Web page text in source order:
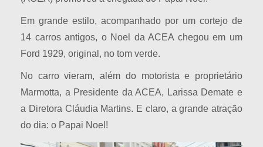
Em grande estilo, acompanhado por um cortejo de
14 carros antigos, o Noel da ACEA chegou em um
Ford 1929, original, no tom verde.
No carro vieram, além do motorista e proprietário
Marmotta, a Presidente da ACEA, Larissa Demate e
a Diretora Cláudia Martins. E claro, a grande atração
do dia: o Papai Noel!